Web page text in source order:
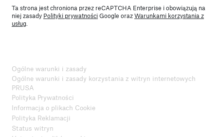
Ta strona jest chroniona przez reCAPTCHA Enterprise i obowiązują na
niej zasady Polityki prywatnościGoogle orazWarunkami korzystania z
usług
Ogólne warunki i zasady
Ogólne warunki i zasady korzystania z witryn internetowych
PRUSA
Polityka Prywatności
Informacja o plikach Cookie
Polityka Reklamacji
Status witryn